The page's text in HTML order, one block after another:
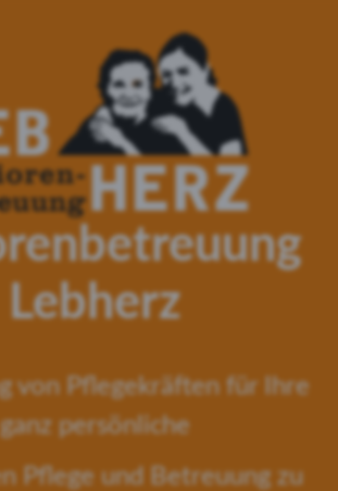
Lebherz
von Pflegekräften für Ihre
ganz persönliche
Pflege und Betreuung zu